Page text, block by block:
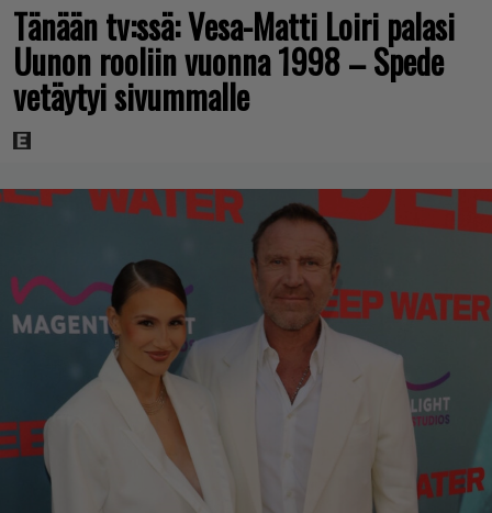
Tänään tv:ssä: Vesa-Matti Loiri palasi
Uunon rooliin vuonna 1998 – Spede
vetäytyi sivummalle